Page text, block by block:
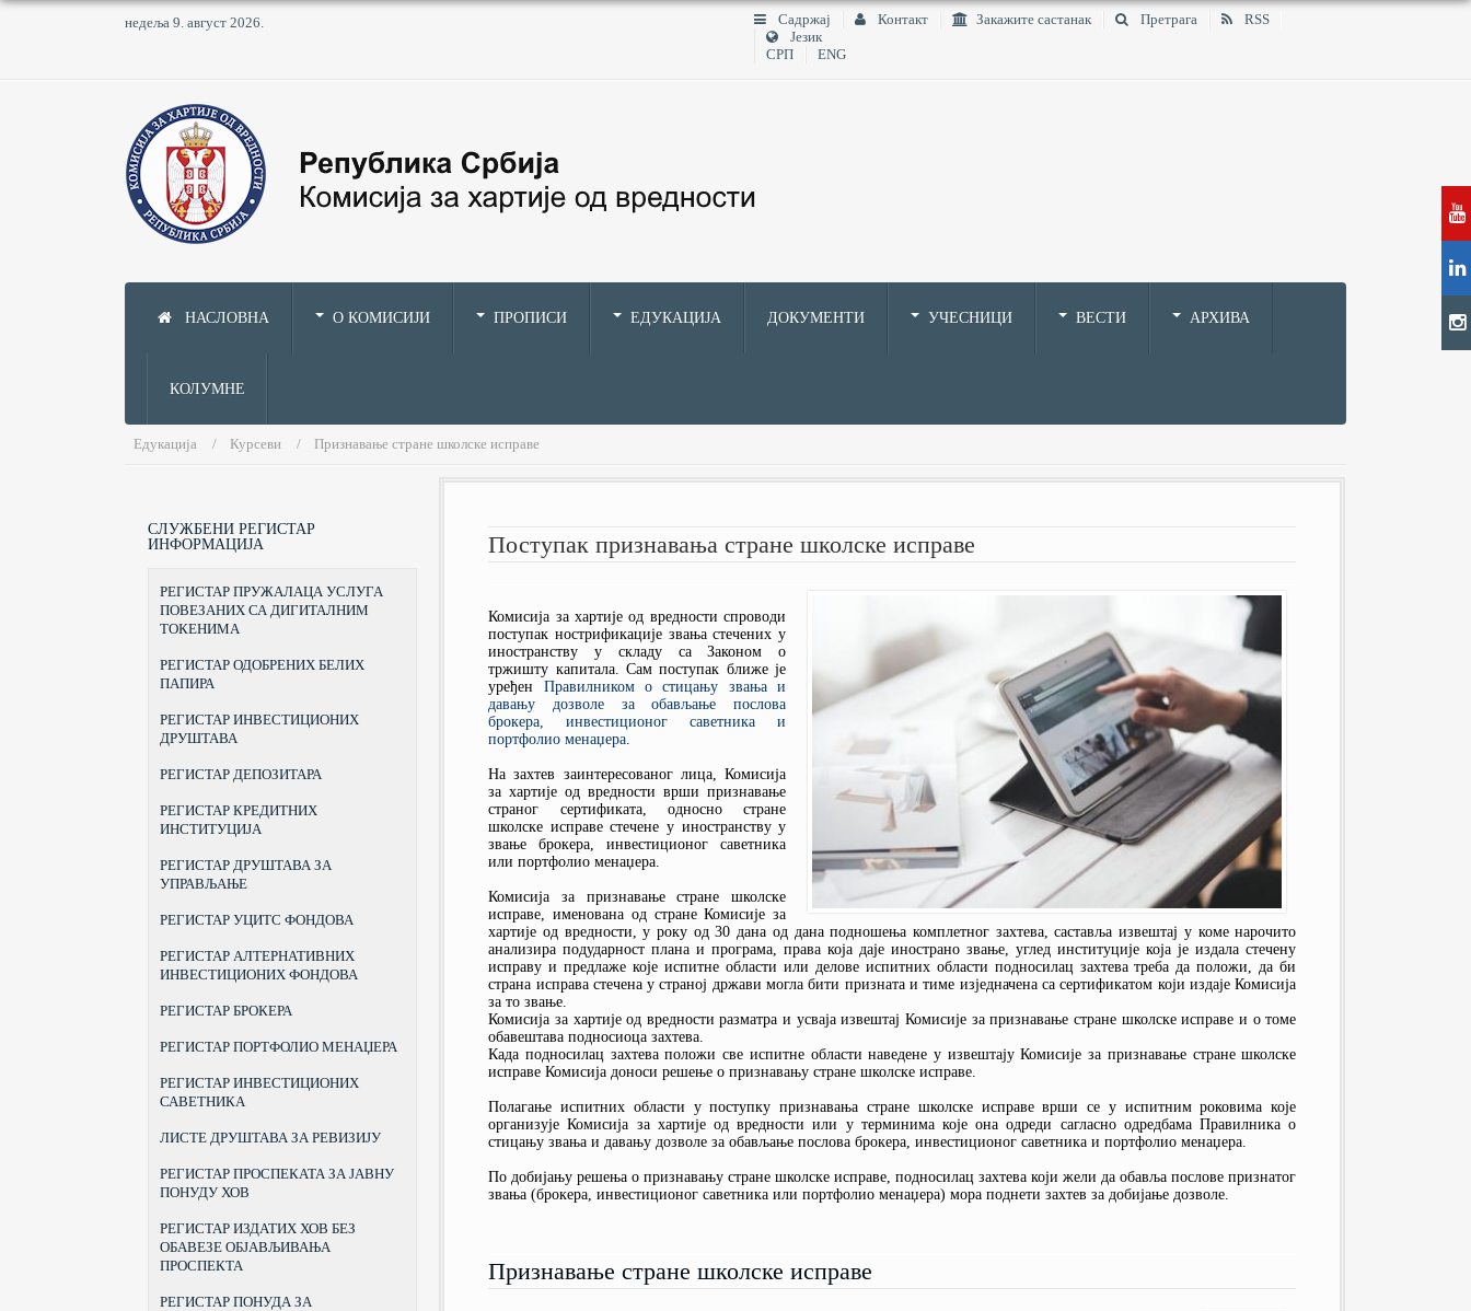
недеља 9. август 2026. Садржај Контакт Закажите састанак Претрага
RSS
Језик
СРП
ENG
НАСЛОВНА О КОМИСИЈИ
ОРГАНИЗАЦИЈА
КОМИСИЈЕ
САЗИВИ
ИСТОРИЈАТ
АДРЕСА И КОНТАКТИ
ПРАВИЛНИК О ПОСЛОВНОМ
ПОНАШАЊУ
МАНИВАЛ
ПРОПИСИ
ПОДЗАКОНСКА АКТА
ОБРАСЦИ
ЈАВНЕ ОПОМЕНЕ
СТАВОВИ
ЕДУКАЦИЈА
КУРС ЗА СТИЦАЊЕ ЗВАЊА
КУРС ЗА СТИЦАЊЕ ЗВАЊА
ИНВЕСТИЦИОНОГ САВЕТНИКА
ПРИЗНАВАЊЕ СТРАНЕ ШКОЛСКЕ
ПРАВИЛНИК О СТИЦАЊУ ЗВАЊА
И ДАВАЊУ ДОЗВОЛЕ ЗА
ИНВЕСТИЦИОНОГ САВЕТНИКА И
ПОРТФОЛИО МЕНАЏЕРА
КАКО ИЗБЕЋИ ПРЕВАРЕ?
ПРЕДСТАВКЕ
ПУБЛИКАЦИЈЕ
ДОКУМЕНТИ УЧЕСНИЦИ
ЦЕНТРАЛНИ РЕГИСТАР ХАРТИЈА
ОД ВРЕДНОСТИ
ДРУШТВА ЗА УПРАВЉАЊЕ
ИНВЕСТИЦИОНИМ ФОНДОВИМА
ВЕСТИ АРХИВА
КОЛУМНЕ
Едукација Курсеви Признавање стране школске исправе
Поступак признавања стране школске исправе
Комисија за хартије од вредности спроводи
поступак нострификације звања стечених у
иностранству у складу са Законом о
тржишту капитала. Сам поступак ближе је
уређен Правилником о стицању звања и
давању дозволе за обављање послова
брокера, инвестиционог саветника и
портфолио менаџера.
На захтев заинтересованог лица, Комисија
за хартије од вредности врши признавање
страног сертификата, односно стране
школске исправе стечене у иностранству у
звање брокера, инвестиционог саветника
или портфолио менаџера.
Комисија за признавање стране школске
исправе, именована од стране Комисије за
хартије од вредности, у року од 30 дана од дана подношења комплетног захтева, саставља извештај у коме нарочито
анализира подударност плана и програма, права која даје инострано звање, углед институције која је издала стечену
исправу и предлаже које испитне области или делове испитних области подносилац захтева треба да положи, да би
страна исправа стечена у страној држави могла бити призната и тиме изједначена са сертификатом који издаје Комисија
за то звање.
Комисија за хартије од вредности разматра и усваја извештај Комисије за признавање стране школске исправе и о томе
обавештава подносиоца захтева.
Када подносилац захтева положи све испитне области наведене у извештају Комисије за признавање стране школске
исправе Комисија доноси решење о признавању стране школске исправе.
Полагање испитних области у поступку признавања стране школске исправе врши се у испитним роковима које
организује Комисија за хартије од вредности или у терминима које она одреди сагласно одредбама Правилника о
стицању звања и давању дозволе за обављање послова брокера, инвестиционог саветника и портфолио менаџера.
По добијању решења о признавању стране школске исправе, подносилац захтева који жели да обавља послове признатог
звања (брокера, инвестиционог саветника или портфолио менаџера) мора поднети захтев за добијање дозволе.
Признавање стране школске исправе
СЛУЖБЕНИ РЕГИСТАР
ИНФОРМАЦИЈА
РЕГИСТАР ПРУЖАЛАЦА УСЛУГА
ПОВЕЗАНИХ СА ДИГИТАЛНИМ
ТОКЕНИМА
РЕГИСТАР ОДОБРЕНИХ БЕЛИХ
ПАПИРА
РЕГИСТАР ИНВЕСТИЦИОНИХ
ДРУШТАВА
РЕГИСТАР ДЕПОЗИТАРА
РЕГИСТАР КРЕДИТНИХ
ИНСТИТУЦИЈА
РЕГИСТАР ДРУШТАВА ЗА
УПРАВЉАЊЕ
РЕГИСТАР УЦИТС ФОНДОВА
РЕГИСТАР АЛТЕРНАТИВНИХ
ИНВЕСТИЦИОНИХ ФОНДОВА
РЕГИСТАР БРОКЕРА
РЕГИСТАР ПОРТФОЛИО МЕНАЏЕРА
РЕГИСТАР ИНВЕСТИЦИОНИХ
САВЕТНИКА
ЛИСТЕ ДРУШТАВА ЗА РЕВИЗИЈУ
РЕГИСТАР ПРОСПЕКАТА ЗА ЈАВНУ
ПОНУДУ ХОВ
РЕГИСТАР ИЗДАТИХ ХОВ БЕЗ
ОБАВЕЗЕ ОБЈАВЉИВАЊА
ПРОСПЕКТА
РЕГИСТАР ПОНУДА ЗА